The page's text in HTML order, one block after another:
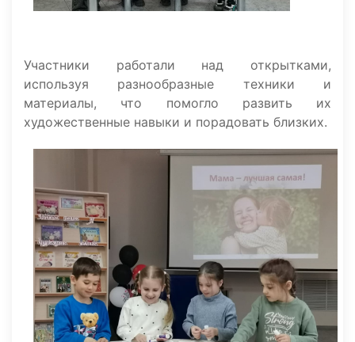
Участники работали над открытками,
используя разнообразные техники и
материалы, что помогло развить их
художественные навыки и порадовать близких.